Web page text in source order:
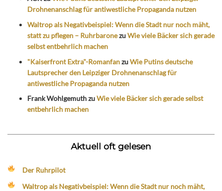
Drohnenanschlag für antiwestliche Propaganda nutzen
Waltrop als Negativbeispiel: Wenn die Stadt nur noch mäht,
statt zu pflegen – RuhrbaronezuWie viele Bäcker sich gerade
selbst entbehrlich machen
"Kaiserfront Extra"-RomanfanzuWie Putins deutsche
Lautsprecher den Leipziger Drohnenanschlag für
antiwestliche Propaganda nutzen
Frank WohlgemuthzuWie viele Bäcker sich gerade selbst
entbehrlich machen
Aktuell oft gelesen
Der Ruhrpilot
Waltrop als Negativbeispiel: Wenn die Stadt nur noch mäht,